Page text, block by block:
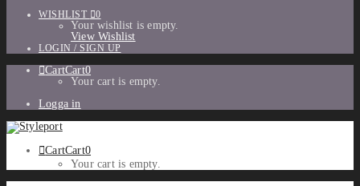
WISHLIST
0
Your wishlist is empty.
View Wishlist
LOGIN / SIGN UP
CartCart0
Your cart is empty.
Logga in
CartCart0
Your cart is empty.